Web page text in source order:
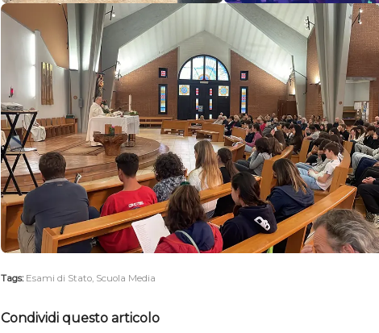
Tags: Esami di Stato, Scuola Media
Condividi questo articolo